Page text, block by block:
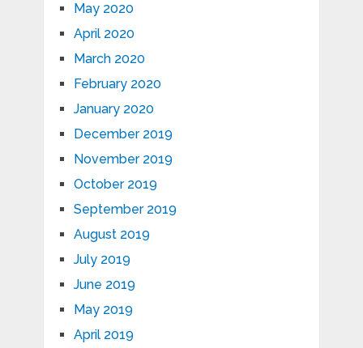
May 2020
April 2020
March 2020
February 2020
January 2020
December 2019
November 2019
October 2019
September 2019
August 2019
July 2019
June 2019
May 2019
April 2019